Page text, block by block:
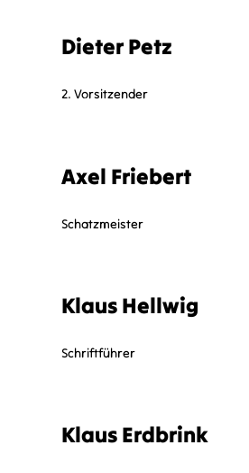
Dieter Petz
2. Vorsitzender
Axel Friebert
Schatzmeister
Klaus Hellwig
Schriftführer
Klaus Erdbrink